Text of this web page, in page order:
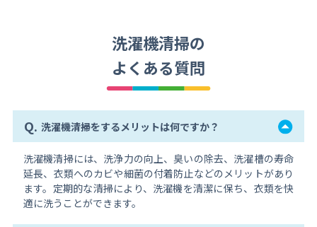
洗濯機清掃の
よくある質問
Q. 洗濯機清掃をするメリットは何ですか？
洗濯機清掃には、洗浄力の向上、臭いの除去、洗濯槽の寿命
延長、衣類へのカビや細菌の付着防止などのメリットがあり
ます。定期的な清掃により、洗濯機を清潔に保ち、衣類を快
適に洗うことができます。